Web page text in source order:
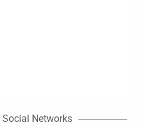
Social Networks